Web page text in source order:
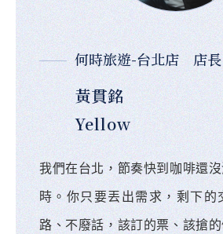
何時旅遊-台北店 店長
黃貫銘
Yellow
我們在台北，節奏快到咖啡還
時。你只要丟出需求，剩下的
路、不廢話，該訂的票、該搶